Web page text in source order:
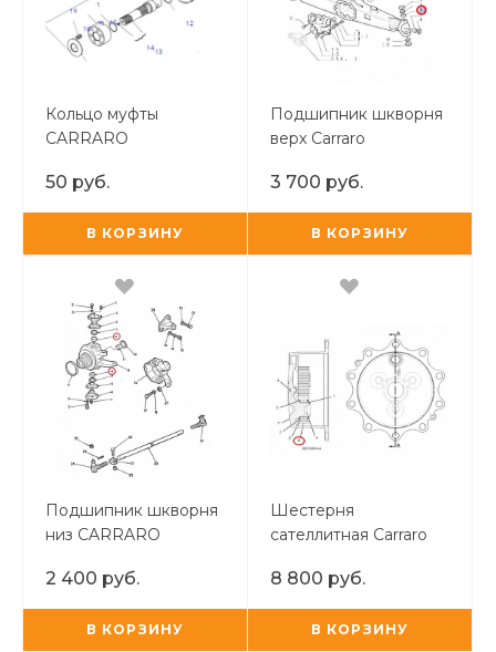
Кольцо муфты
CARRARO
50 руб.
В КОРЗИНУ
Подшипник шкворня
верх Carraro
3 700 руб.
В КОРЗИНУ
Подшипник шкворня
низ CARRARO
2 400 руб.
В КОРЗИНУ
Шестерня
сателлитная Carraro
8 800 руб.
В КОРЗИНУ